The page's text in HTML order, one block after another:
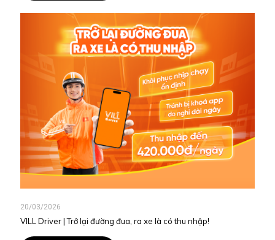
20/03/2026
VILL Driver | Trở lại đường đua, ra xe là có thu nhập!